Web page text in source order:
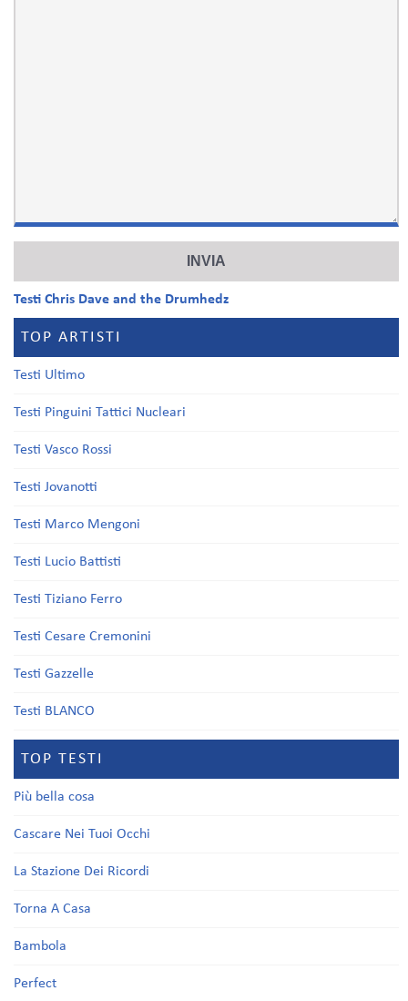
Testi Chris Dave and the Drumhedz
TOP ARTISTI
Testi Ultimo
Testi Pinguini Tattici Nucleari
Testi Vasco Rossi
Testi Jovanotti
Testi Marco Mengoni
Testi Lucio Battisti
Testi Tiziano Ferro
Testi Cesare Cremonini
Testi Gazzelle
Testi BLANCO
TOP TESTI
Più bella cosa
Cascare Nei Tuoi Occhi
La Stazione Dei Ricordi
Torna A Casa
Bambola
Perfect